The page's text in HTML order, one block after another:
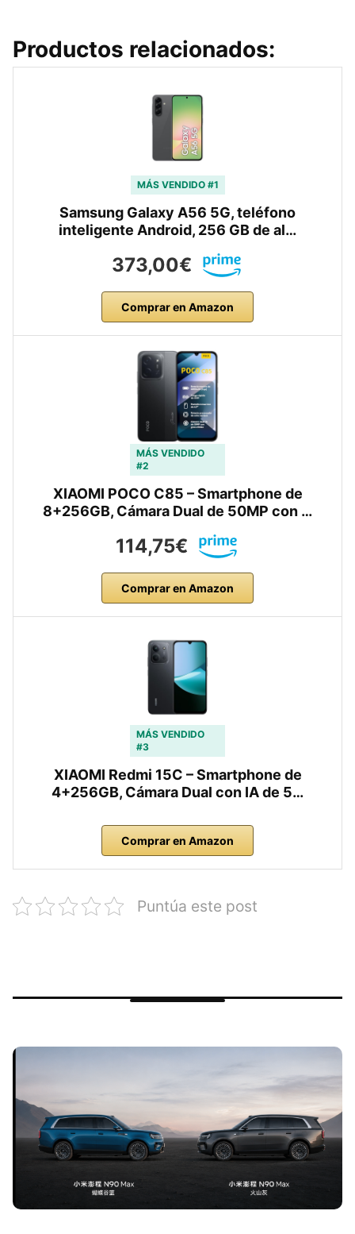
Productos relacionados:
MÁS VENDIDO #1
Samsung Galaxy A56 5G, teléfono
inteligente Android, 256 GB de al…
373,00€
Comprar en Amazon
MÁS VENDIDO
#2
XIAOMI POCO C85 – Smartphone de
8+256GB, Cámara Dual de 50MP con …
114,75€
Comprar en Amazon
MÁS VENDIDO
#3
XIAOMI Redmi 15C – Smartphone de
4+256GB, Cámara Dual con IA de 5…
Comprar en Amazon
Puntúa este post